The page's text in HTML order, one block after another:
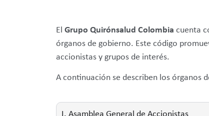
El Grupo Quirónsalud Colombia cuenta
órganos de gobierno. Este código
accionistas y grupos de interés.
A continuación se describen los órganos